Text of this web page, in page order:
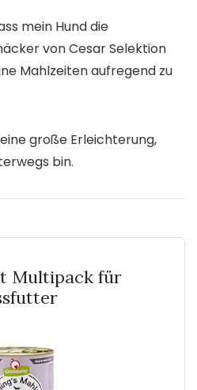
mein Hund die
von Cesar Selektion
Mahlzeiten aufregend zu
große Erleichterung,
bin.
Multipack für